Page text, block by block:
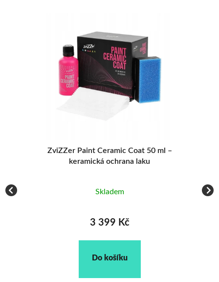
ZviZZer Paint Ceramic Coat 50 ml –
keramická ochrana laku
Skladem
3 399 Kč
Do košíku